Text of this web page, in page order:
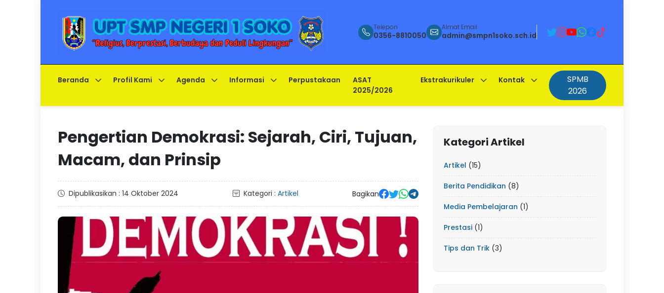
Telepon
0356-8810050
Almat Email
admin@smpn1soko.sch.id
Beranda Profil Kami Agenda Informasi Perpustakaan
ASAT
2025/2026
Ekstrakurikuler Kontak
SPMB
2026
Pengertian Demokrasi: Sejarah, Ciri, Tujuan,
Macam, dan Prinsip
Dipublikasikan : 14 Oktober 2024 Kategori : Artikel Bagikan
Kategori Artikel
Artikel (15)
Berita Pendidikan (8)
Media Pembelajaran (1)
Prestasi (1)
Tips dan Trik (3)